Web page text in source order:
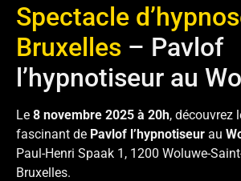
Spectacle
Bruxelles – Pavlof
l’hypnotiseur au
Le 8 novembre 2025 à 20h, découvrez
fascinant de Pavlof l’hypnotiseur au
Paul-Henri Spaak 1, 1200 Woluwe-
Bruxelles.